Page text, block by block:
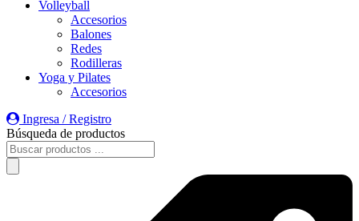
Volleyball
Accesorios
Balones
Redes
Rodilleras
Yoga y Pilates
Accesorios
Ingresa / Registro
Búsqueda de productos